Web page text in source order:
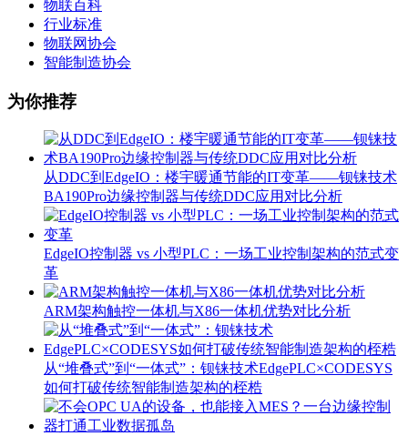
物联百科
行业标准
物联网协会
智能制造协会
为你推荐
从DDC到EdgeIO：楼宇暖通节能的IT变革——钡铼技术
BA190Pro边缘控制器与传统DDC应用对比分析
EdgeIO控制器 vs 小型PLC：一场工业控制架构的范式变
革
ARM架构触控一体机与X86一体机优势对比分析
从“堆叠式”到“一体式”：钡铼技术EdgePLC×CODESYS
如何打破传统智能制造架构的桎梏